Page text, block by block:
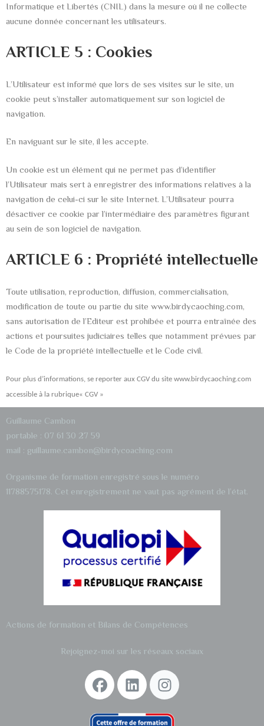
Informatique et Libertés (CNIL) dans la mesure où il ne collecte
aucune donnée concernant les utilisateurs.
ARTICLE 5 : Cookies
L’Utilisateur est informé que lors de ses visites sur le site, un
cookie peut s’installer automatiquement sur son logiciel de
navigation.
En naviguant sur le site, il les accepte.
Un cookie est un élément qui ne permet pas d’identifier
l’Utilisateur mais sert à enregistrer des informations relatives à la
navigation de celui-ci sur le site Internet. L’Utilisateur pourra
désactiver ce cookie par l’intermédiaire des paramètres figurant
au sein de son logiciel de navigation.
ARTICLE 6 : Propriété intellectuelle
Toute utilisation, reproduction, diffusion, commercialisation,
modification de toute ou partie du site www.birdycaoching.com,
sans autorisation de l’Editeur est prohibée et pourra entraînée des
actions et poursuites judiciaires telles que notamment prévues par
le Code de la propriété intellectuelle et le Code civil.
Pour plus d’informations, se reporter aux CGV du site www.birdycaoching.com
accessible à la rubrique« CGV »
Guillaume Cambon
portable : 07 61 30 27 59
mail : guillaume.cambon@birdycoaching.com
Organisme de formation enregistré sous le numéro
11788575178. Cet enregistrement ne vaut pas agrément de l’état.
Actions de formation et Bilans de Compétences
Rejoignez-moi sur les réseaux sociaux